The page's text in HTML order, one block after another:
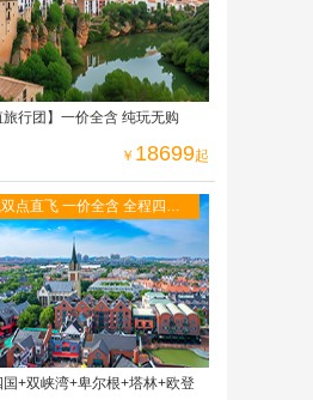
旅行团】一价全含 纯玩无购
￥ 18699起
飞 一价全含 全程四星
免费WIFI 二人游轮内舱 六菜
国+双峡湾+卑尔根+塔林+欧登